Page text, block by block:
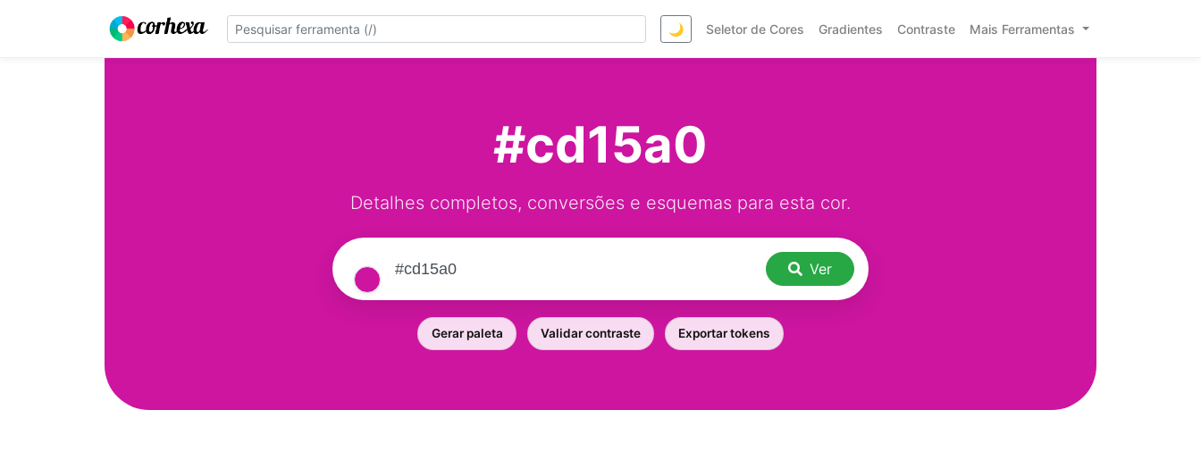
🌙 Seletor de Cores Gradientes Contraste Mais Ferramentas
#cd15a0
Detalhes completos, conversões e esquemas para esta cor.
Ver
Gerar paleta Validar contraste Exportar tokens